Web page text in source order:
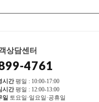
상담센터
4761
시간평일 : 10:00-17:00
시간평일 : 12:00-13:00
일 토요일·일요일·공휴일